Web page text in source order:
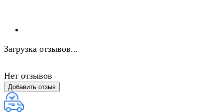
Загрузка отзывов...
Нет отзывов
Добавить отзыв